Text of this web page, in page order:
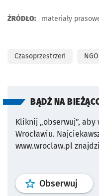
ŹRÓDŁO: materiały
Czasoprzestrzeń NGO
BĄDŹ NA
Kliknij „obserwuj”,
Wrocławiu.
www.wroclaw.pl
Obserwuj profil